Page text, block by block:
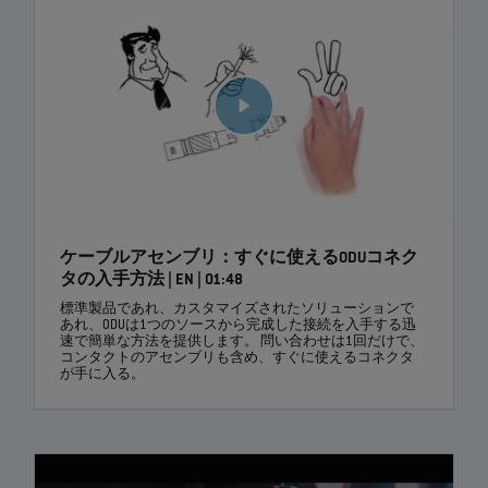
ケーブルアセンブリ：すぐに使えるODUコネク
タの入手方法 | EN | 01:48
標準製品であれ、カスタマイズされたソリューションで
あれ、ODUは1つのソースから完成した接続を入手する迅
速で簡単な方法を提供します。 問い合わせは1回だけで、
コンタクトのアセンブリも含め、すぐに使えるコネクタ
が手に入る。